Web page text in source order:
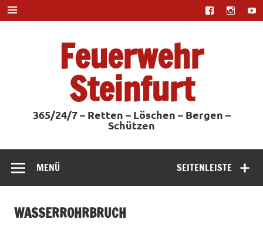
Zum
Inhalt
springen
Feuerwehr
Steinfurt
365/24/7 – Retten – Löschen – Bergen –
Schützen
SEITENLEISTE
MENÜ
WASSERROHRBRUCH